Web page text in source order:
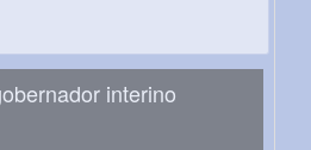
interino